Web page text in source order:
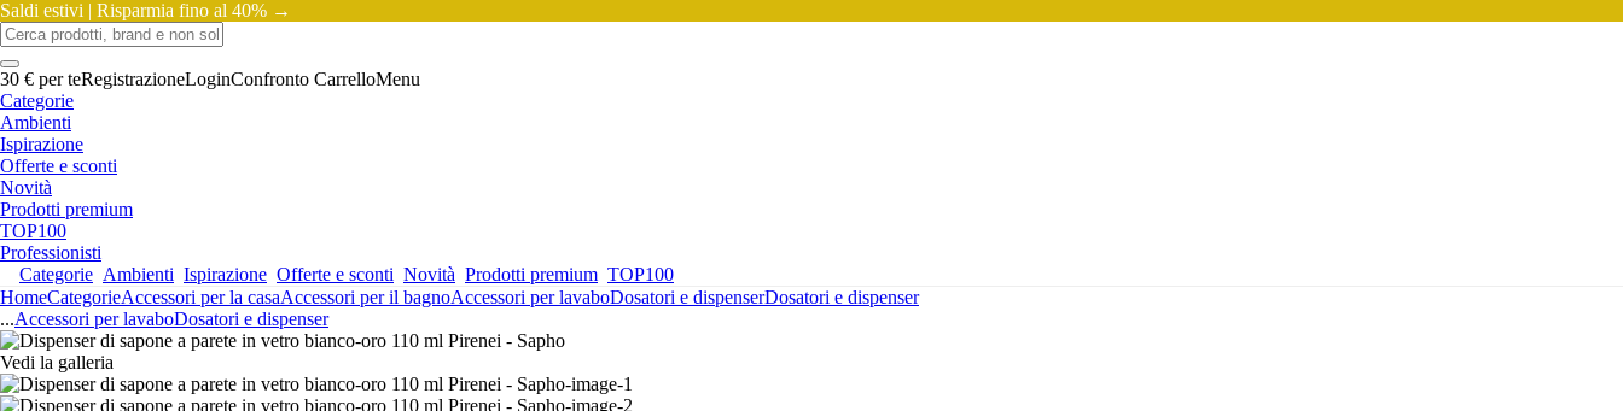
Saldi estivi | Risparmia fino al 40% →
30 € per teRegistrazioneLoginConfronto CarrelloMenu
Categorie
Ambienti
Ispirazione
Offerte e sconti
Novità
Prodotti premium
TOP100
Professionisti
Categorie Ambienti Ispirazione Offerte e sconti Novità Prodotti premium TOP100
HomeCategorieAccessori per la casaAccessori per il bagnoAccessori per lavaboDosatori e dispenserDosatori e dispenser
...Accessori per lavaboDosatori e dispenser
Vedi la galleria